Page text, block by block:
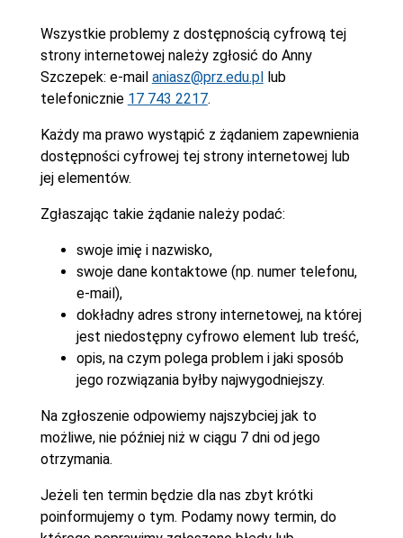
Wszystkie problemy z dostępnością cyfrową tej
strony internetowej należy zgłosić do Anny
Szczepek: e-mail aniasz@prz.edu.pllub
telefonicznie 17 743 2217.
Każdy ma prawo wystąpić z żądaniem zapewnienia
dostępności cyfrowej tej strony internetowej lub
jej elementów.
Zgłaszając takie żądanie należy podać:
swoje imię i nazwisko,
swoje dane kontaktowe (np. numer telefonu,
e-mail),
dokładny adres strony internetowej, na której
jest niedostępny cyfrowo element lub treść,
opis, na czym polega problem i jaki sposób
jego rozwiązania byłby najwygodniejszy.
Na zgłoszenie odpowiemy najszybciej jak to
możliwe, nie później niż w ciągu 7 dni od jego
otrzymania.
Jeżeli ten termin będzie dla nas zbyt krótki
poinformujemy o tym. Podamy nowy termin, do